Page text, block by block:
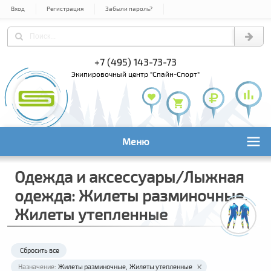
Вход Регистрация Забыли пароль?
+7 (495) 143-73-73
экипировочный центр "Спайн-Спорт"
Меню
Одежда и аксессуары/Лыжная
одежда: Жилеты разминочные,
Жилеты утепленные
Сбросить все
Назначение: Жилеты разминочные Жилеты утепленные